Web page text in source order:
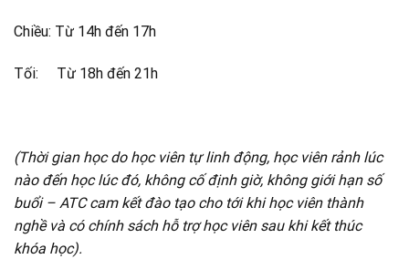
Chiều: Từ 14h đến 17h
Tối: Từ 18h đến 21h
(Thời gian học do học viên tự linh động, học viên rảnh lúc
nào đến học lúc đó, không cố định giờ, không giới hạn số
buổi – ATC cam kết đào tạo cho tới khi học viên thành
nghề và có chính sách hỗ trợ học viên sau khi kết thúc
khóa học).